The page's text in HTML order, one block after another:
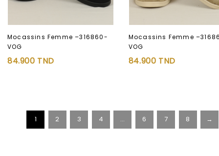
Mocassins Femme –316860-
VOG
84.900 TND
Mocassins Femme
VOG
84.900 TND
1 2 3 4 … 6 7 8 →